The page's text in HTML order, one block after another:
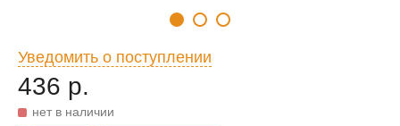
Уведомить о поступлении
436 р.
нет в наличии